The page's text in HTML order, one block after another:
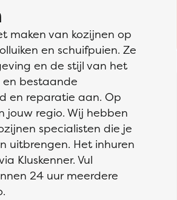
maken van kozijnen op
en schuifpuien. Ze
en de stijl van het
bestaande
en reparatie aan. Op
jouw regio. Wij hebben
specialisten die je
uitbrengen. Het inhuren
Kluskenner. Vul
24 uur meerdere